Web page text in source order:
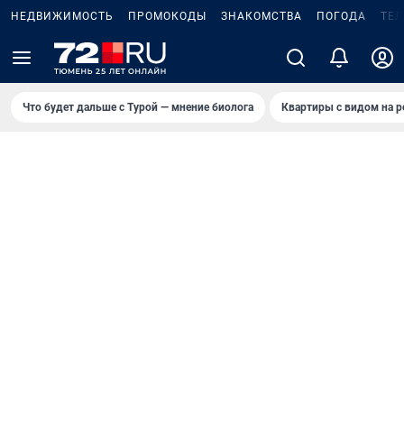
НЕДВИЖИМОСТЬ ПРОМОКОДЫ ЗНАКОМСТВА ПОГОДА
Что будет дальше с Турой — мнение биолога Квартиры с видом на